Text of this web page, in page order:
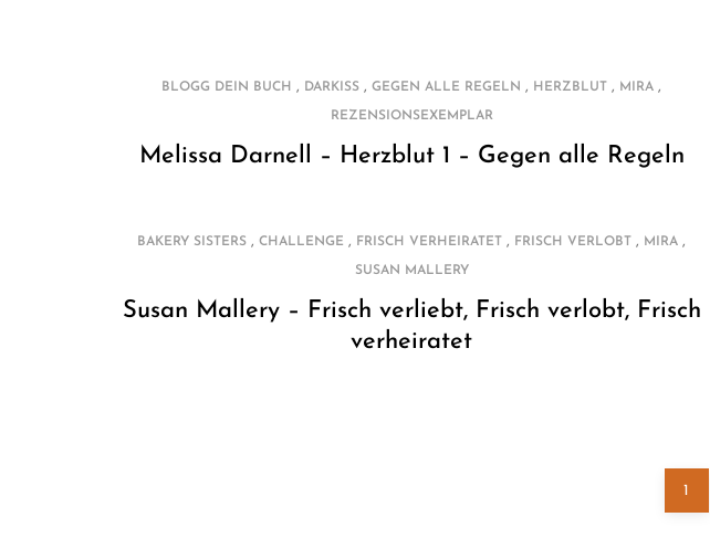
BLOGG DEIN BUCH , DARKISS , GEGEN ALLE REGELN , HERZBLUT , MIRA ,
REZENSIONSEXEMPLAR
Melissa Darnell – Herzblut 1 – Gegen alle Regeln
BAKERY SISTERS , CHALLENGE , FRISCH VERHEIRATET , FRISCH VERLOBT , MIRA ,
SUSAN MALLERY
Susan Mallery – Frisch verliebt, Frisch verlobt, Frisch
verheiratet
Page
1